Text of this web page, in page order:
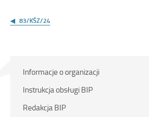
wpisu
83/KŚZ/24
Menu
główne
Informacje o organizacji
Instrukcja obsługi BIP
Redakcja BIP